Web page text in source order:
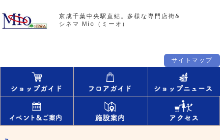
京成千葉中央駅直結。多様な専門店街&
シネマ Mio（ミーオ）
サイトマップ